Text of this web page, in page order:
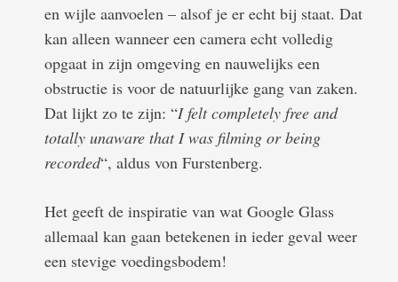
en wijle aanvoelen – alsof je er echt bij staat. Dat
kan alleen wanneer een camera echt volledig
opgaat in zijn omgeving en nauwelijks een
obstructie is voor de natuurlijke gang van zaken.
Dat lijkt zo te zijn: “I felt completely free and
totally unaware that I was filming or being
recorded“, aldus von Furstenberg.
Het geeft de inspiratie van wat Google Glass
allemaal kan gaan betekenen in ieder geval weer
een stevige voedingsbodem!